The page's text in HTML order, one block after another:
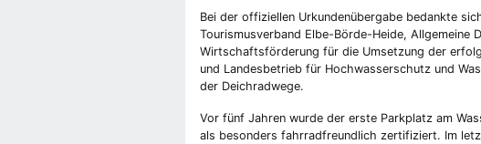
Bei der offiziellen Urkundenübergabe bedankte
Tourismusverband Elbe-Börde-Heide, Allgemeine
Wirtschaftsförderung für die Umsetzung der
und Landesbetrieb für Hochwasserschutz und
der Deichradwege.
Vor fünf Jahren wurde der erste Parkplatz am
als besonders fahrradfreundlich zertifiziert. Im